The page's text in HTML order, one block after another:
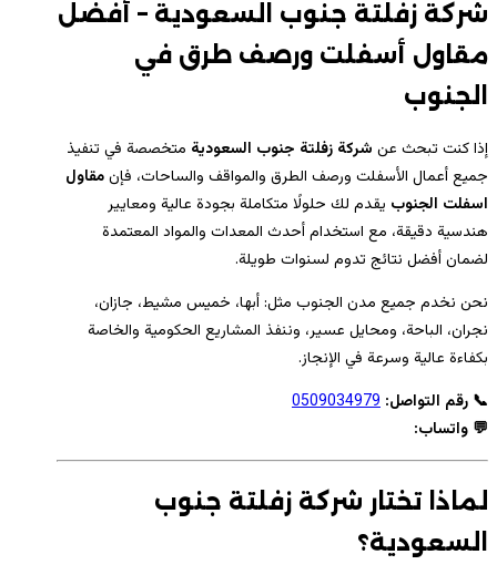
شركة زفلتة جنوب السعودية – أفضل
مقاول أسفلت ورصف طرق في
الجنوب
إذا كنت تبحث عن شركة زفلتة جنوب السعودية متخصصة في تنفيذ
جميع أعمال الأسفلت ورصف الطرق والمواقف والساحات، فإنمقاول
اسفلت الجنوب يقدم لك حلولًا متكاملة بجودة عالية ومعايير
هندسية دقيقة، مع استخدام أحدث المعدات والمواد المعتمدة
لضمان أفضل نتائج تدوم لسنوات طويلة.
نحن نخدم جميع مدن الجنوب مثل: أبها، خميس مشيط، جازان،
نجران، الباحة، ومحايل عسير، وننفذ المشاريع الحكومية والخاصة
بكفاءة عالية وسرعة في الإنجاز.
📞 رقم التواصل: 0509034979
💬 واتساب:
لماذا تختار شركة زفلتة جنوب
السعودية؟